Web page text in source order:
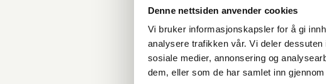
Denne nettsiden anvender cookies
Vi bruker informasjonskapsler for å gi
analysere trafikken vår. Vi deler
sosiale medier, annonsering og
dem, eller som de har samlet inn